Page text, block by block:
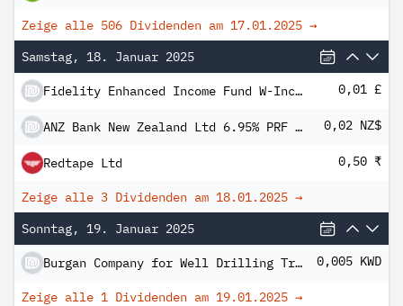
Zeige alle 506 Dividenden am 17.01.2025 →
Samstag, 18. Januar 2025
Fidelity Enhanced Income Fund W-Income 0,01 £
ANZ Bank New Zealand Ltd 6.95% PRF REDEEM 18/07/2028 NZD 0,02 NZ$
Redtape Ltd 0,50 ₹
Zeige alle 3 Dividenden am 18.01.2025 →
Sonntag, 19. Januar 2025
Burgan Company for Well Drilling Trading and Maintenance SAK 0,005 KWD
Zeige alle 1 Dividenden am 19.01.2025 →